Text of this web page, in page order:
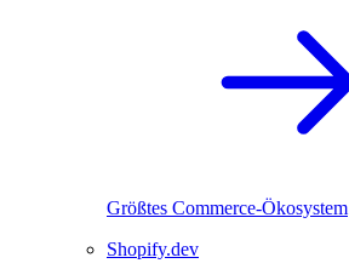
Größtes Commerce-Ökosystem
Shopify.dev